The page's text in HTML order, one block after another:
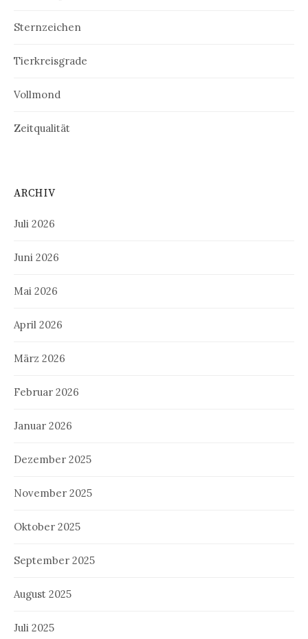
Sternzeichen
Tierkreisgrade
Vollmond
Zeitqualität
ARCHIV
Juli 2026
Juni 2026
Mai 2026
April 2026
März 2026
Februar 2026
Januar 2026
Dezember 2025
November 2025
Oktober 2025
September 2025
August 2025
Juli 2025